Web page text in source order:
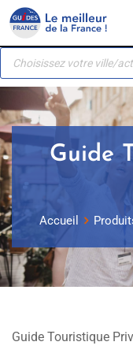
Panneau de gestion des
Skip
content
Recherche
produits
Guide
Accueil
Guide Touristique